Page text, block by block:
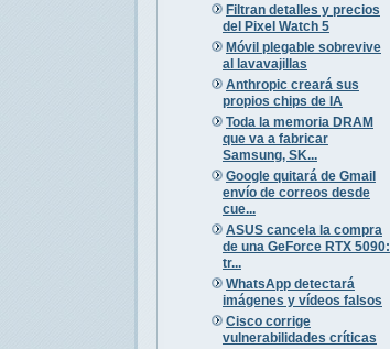
Filtran detalles y precios
del Pixel Watch 5
Móvil plegable sobrevive
al lavavajillas
Anthropic creará sus
propios chips de IA
Toda la memoria DRAM
que va a fabricar
Samsung, SK...
Google quitará de Gmail
envío de correos desde
cue...
ASUS cancela la compra
de una GeForce RTX 5090:
tr...
WhatsApp detectará
imágenes y vídeos falsos
Cisco corrige
vulnerabilidades críticas